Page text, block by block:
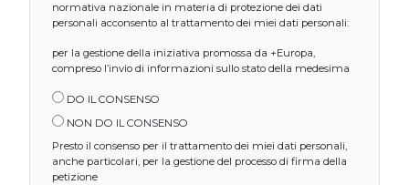
normativa nazionale in materia di protezione dei dati
personali acconsento al trattamento dei miei dati personali:
per la gestione della iniziativa promossa da +Europa,
compreso l’invio di informazioni sullo stato della medesima
DO IL CONSENSO
NON DO IL CONSENSO
Presto il consenso per il trattamento dei miei dati personali,
anche particolari, per la gestione del processo di firma della
petizione